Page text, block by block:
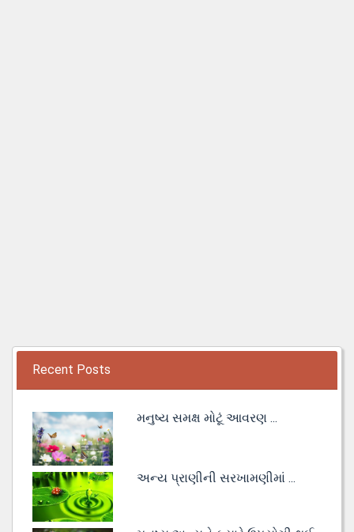
Recent Posts
મનુષ્ય સમક્ષ મોટૂં આવરણ ...
અન્ય પ્રાણીની સરખામણીમાં ...